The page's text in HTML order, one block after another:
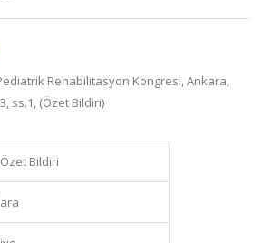
Pediatrik Rehabilitasyon Kongresi, Ankara,
ss.1, (Özet Bildiri)
Bildiri